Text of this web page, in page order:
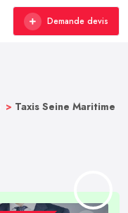
Demande devis
> Taxis Seine Maritime